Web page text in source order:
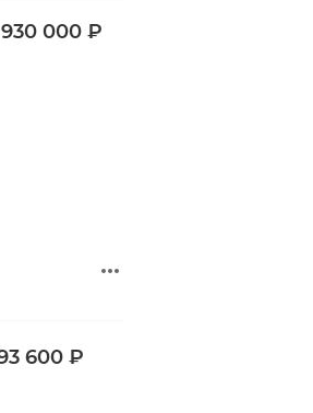
000 ₽
600 ₽